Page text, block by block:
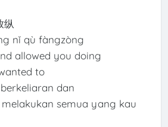
纵
nǐ qù fàngzòng
allowed you doing
to
dan
semua yang kau